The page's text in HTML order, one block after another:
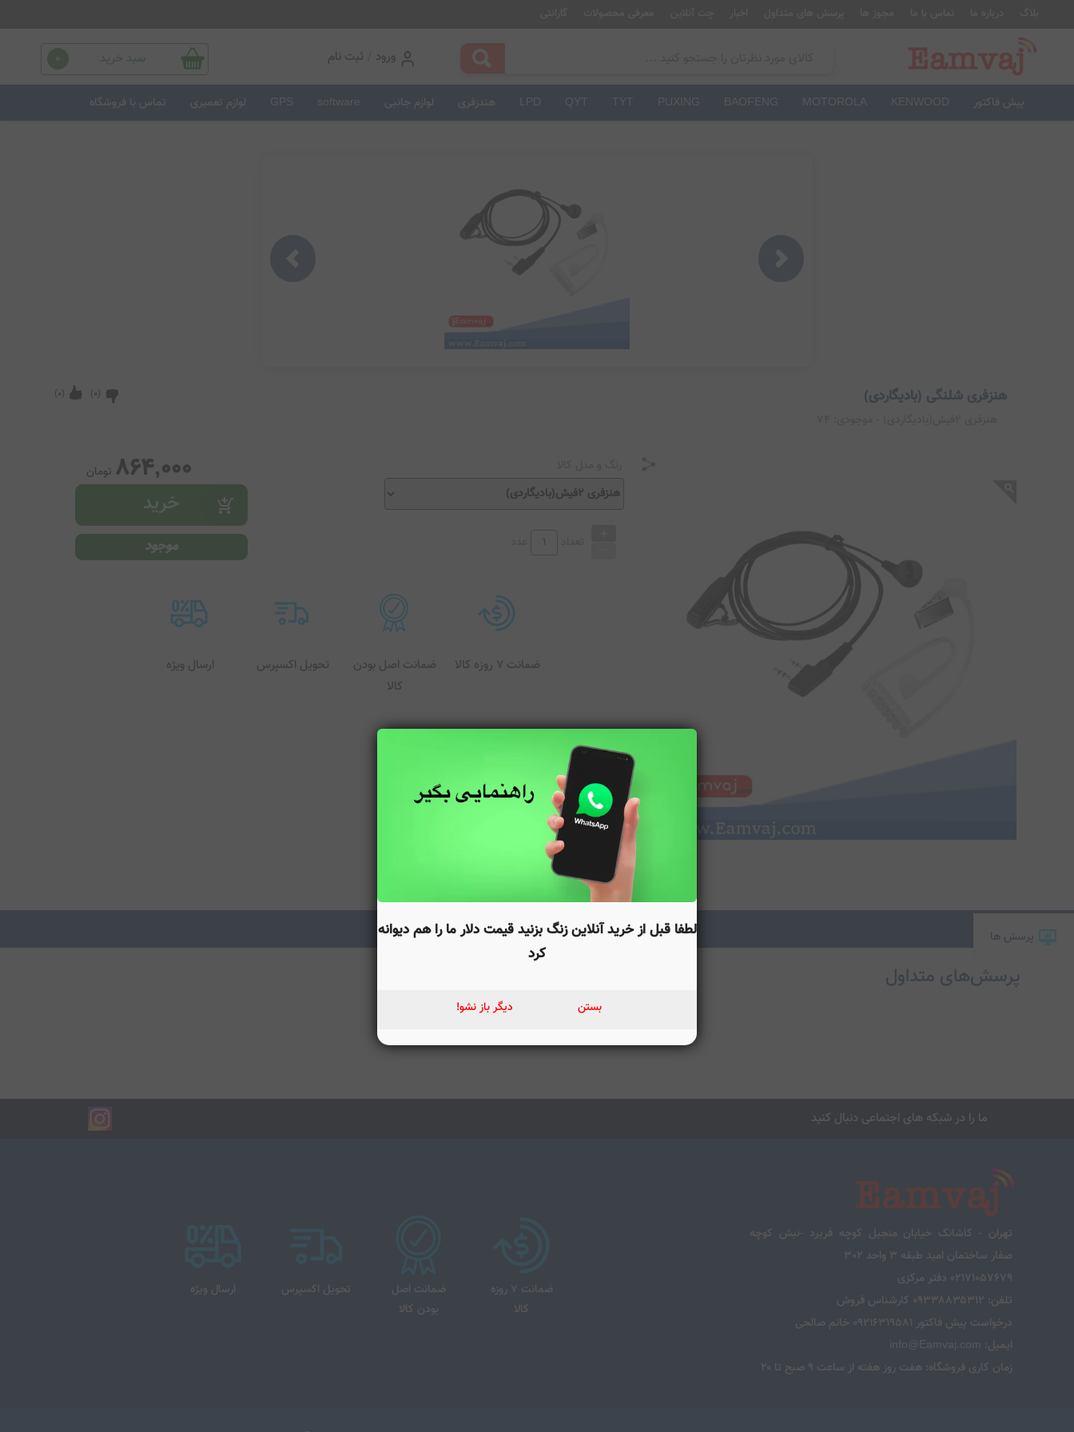
سبد خرید 0 ورود ثبت نام
پیش فاکتور KENWOOD
MOTOROLA
BAOFENG
PUXING
TYT
QYT
LPD هندزفری لوازم جانبی software
GPS لوازم تعمیری تماس با فروشگاه
هنزفری شلنگی (بادیگاردی) (
0
) (
0
)
864,000 تومان
موجود
ضمانت 7 روزه کالا
ضمانت اصل بودن
کالا
تحویل اکسپرس ارسال ویژه
پرسش ها
پرسش‌های متداول
ما را در شبکه های اجتماعی دنبال کنید
تهران - کاشانک خیابان منجیل کوچه فریرد -نبش کوچه
صفار ساختمان امید طبقه 3 واحد 302
02171057679 دفتر مرکزی
تلفن: ۰۹۳۳۸۸۳۵۳۱۲ کارشناس فروش
درخواست پیش فاکتور 09216319581 خانم صالحی
ایمیل: info@Eamvaj.com
زمان کاری فروشگاه: هفت روز هفته از ساعت ۹ صبح تا ۲۰
ضمانت 7 روزه
کالا
ضمانت اصل
بودن کالا
تحویل اکسپرس ارسال ویژه
لطفا قبل از خرید آنلاین زنگ بزنید قیمت دلار ما را هم دیوانه
کرد
بستن دیگر باز نشو!